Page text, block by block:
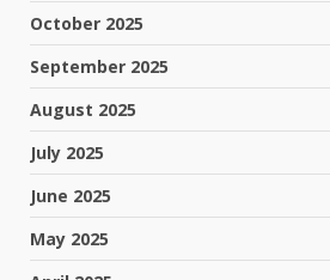
October 2025
September 2025
August 2025
July 2025
June 2025
May 2025